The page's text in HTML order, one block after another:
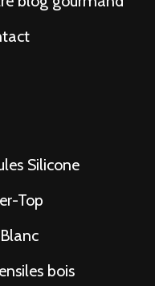
Silicone
Top
bois